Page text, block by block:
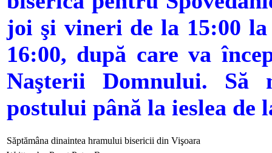
joi şi vineri de la 15:00 la
16:00, după care va
Naşterii Domnului. Să
postului până la ieslea de
Săptămâna dinaintea hramului bisericii din Vişoara